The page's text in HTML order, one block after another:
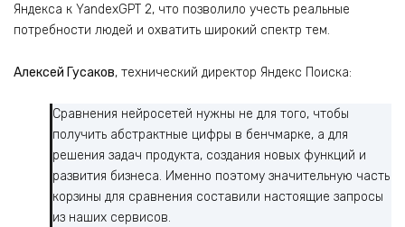
Яндекса к YandexGPT 2, что позволило учесть реальные
потребности людей и охватить широкий спектр тем.
Алексей Гусаков, технический директор Яндекс Поиска:
Сравнения нейросетей нужны не для того, чтобы
получить абстрактные цифры в бенчмарке, а для
решения задач продукта, создания новых функций и
развития бизнеса. Именно поэтому значительную часть
корзины для сравнения составили настоящие запросы
из наших сервисов.